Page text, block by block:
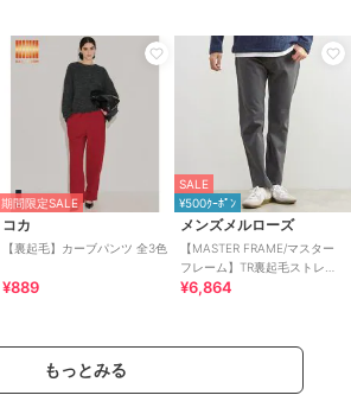
期間限定SALE
コカ
【裏起毛】カーブパンツ 全3色
¥889
SALE
¥500ｸｰﾎﾟﾝ
メンズメルローズ
【MASTER FRAME/マスター
フレーム】TR裏起毛ストレッ
チ5ポケットパンツ
¥6,864
もっとみる